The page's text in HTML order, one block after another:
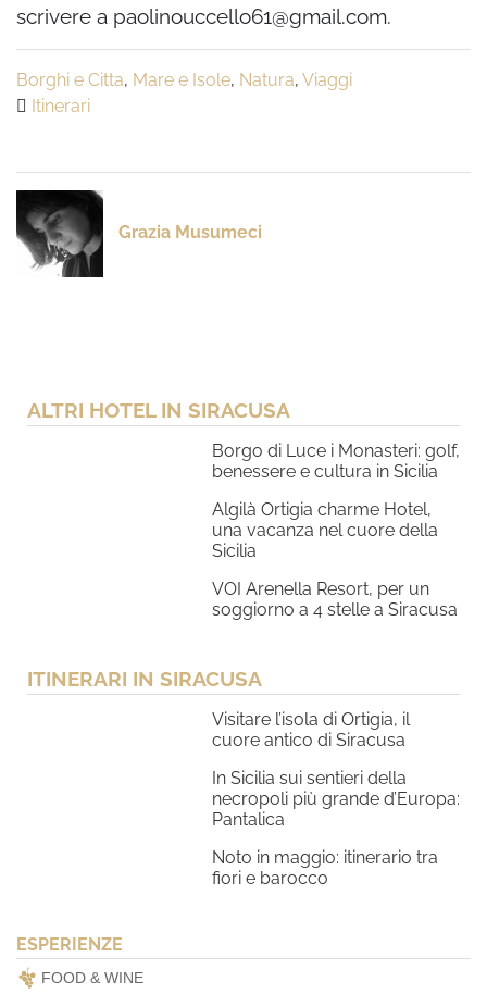
scrivere a paolinouccello61@gmail.com.
Borghi e Citta, Mare e Isole, Natura, Viaggi
Itinerari
Grazia Musumeci
ALTRI HOTEL IN SIRACUSA
Borgo di Luce i Monasteri: golf,
benessere e cultura in Sicilia
Algilà Ortigia charme Hotel,
una vacanza nel cuore della
Sicilia
VOI Arenella Resort, per un
soggiorno a 4 stelle a Siracusa
ITINERARI IN SIRACUSA
Visitare l’isola di Ortigia, il
cuore antico di Siracusa
In Sicilia sui sentieri della
necropoli più grande d’Europa:
Pantalica
Noto in maggio: itinerario tra
fiori e barocco
ESPERIENZE
FOOD & WINE